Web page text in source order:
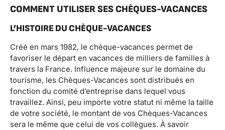
COMMENT UTILISER SES CHÈQUES-VACANCES
L’HISTOIRE DU CHÈQUE-VACANCES
Créé en mars 1982, le chèque-vacances permet de
favoriser le départ en vacances de milliers de familles à
travers la France. Influence majeure sur le domaine du
tourisme, les Chèques-Vacances sont distribués en
fonction du comité d’entreprise dans lequel vous
travaillez. Ainsi, peu importe votre statut ni même la taille
de votre société, le montant de vos Chèques-Vacances
sera le même que celui de vos collègues. À savoir